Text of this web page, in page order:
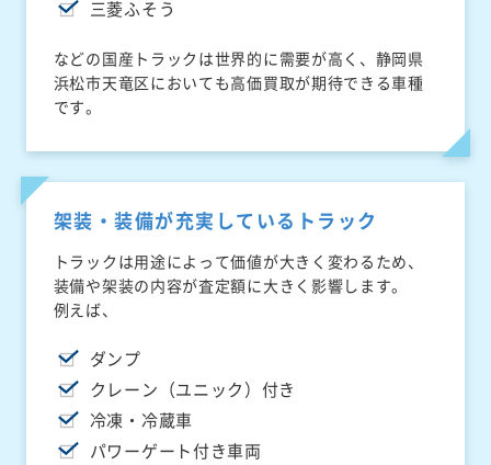
三菱ふそう
などの国産トラックは世界的に需要が高く、静岡県
浜松市天竜区においても高価買取が期待できる車種
です。
架装・装備が充実しているトラック
トラックは用途によって価値が大きく変わるため、
装備や架装の内容が査定額に大きく影響します。
例えば、
ダンプ
クレーン（ユニック）付き
冷凍・冷蔵車
パワーゲート付き車両